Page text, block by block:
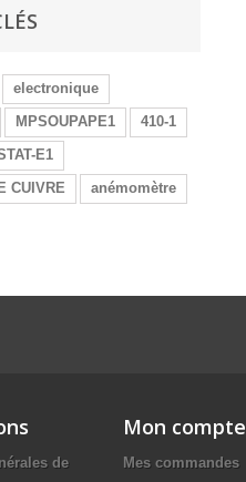
electronique
MPSOUPAPE1
410-1
E1
CUIVRE
anémomètre
de
Mon compte
Mes commandes